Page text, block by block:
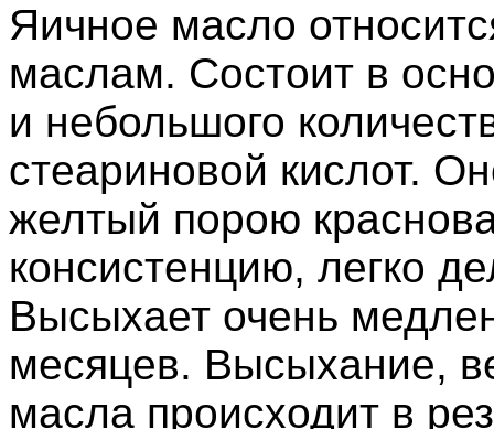
Яичное масло
маслам. Состоит в
и небольшого
стеариновой кислот.
желтый порою
консистенцию, легко
Высыхает очень
месяцев. Высыхание,
масла происходит в